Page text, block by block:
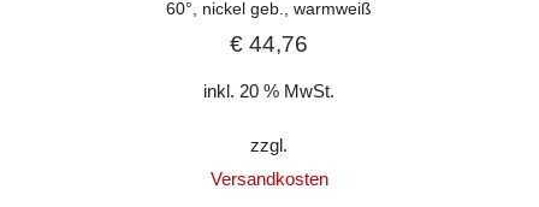
60°, nickel geb., warmweiß
€ 44,76
inkl. 20 % MwSt.
zzgl.
Versandkosten